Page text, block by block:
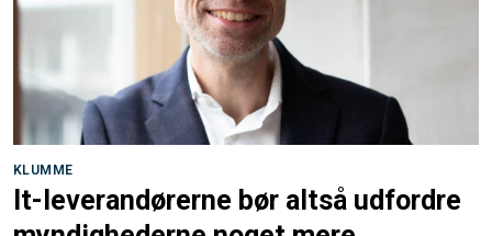
KLUMME
It-leverandørerne bør altså udfordre